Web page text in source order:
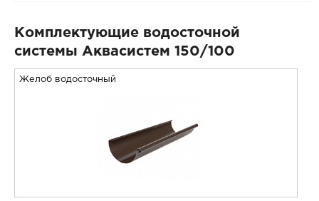
Комплектующие водосточной
системы Аквасистем 150/100
Желоб водосточный